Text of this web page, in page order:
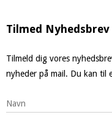
Tilmed Nyhedsbrev
Tilmeld dig vores
nyheder på mail. Du kan til